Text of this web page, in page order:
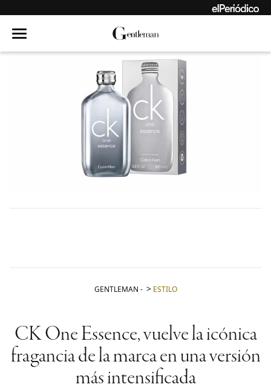
GENTLEMAN - ESTILO
CK One Essence, vuelve la icónica
fragancia de la marca en una versión
más intensificada